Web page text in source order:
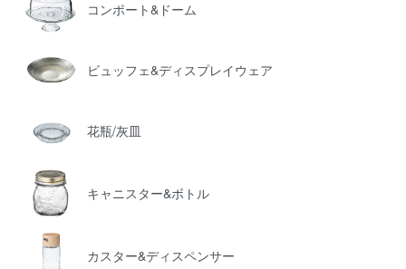
コンポート&ドーム
ビュッフェ&ディスプレイウェア
花瓶/灰皿
キャニスター&ボトル
カスター&ディスペンサー